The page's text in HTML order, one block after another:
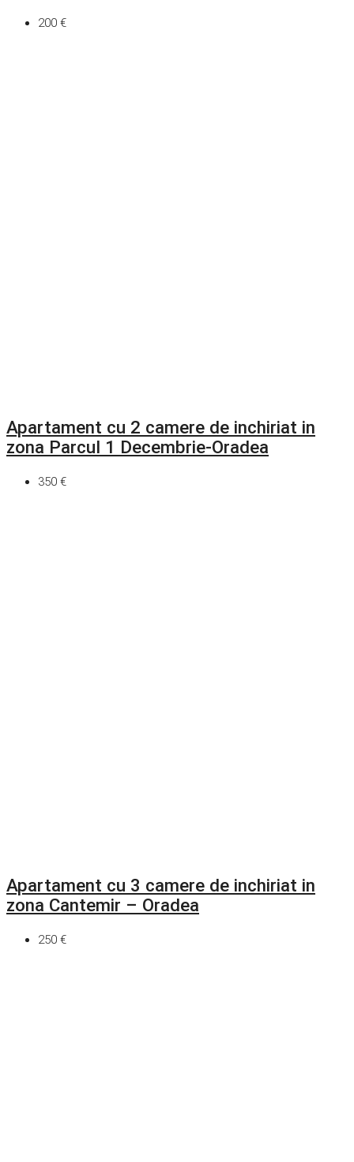
200 €
Apartament cu 2 camere de inchiriat in
zona Parcul 1 Decembrie-Oradea
350 €
Apartament cu 3 camere de inchiriat in
zona Cantemir – Oradea
250 €